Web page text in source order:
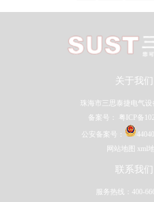
关于我们
珠海市三思泰捷电气设
备案号：
粤ICP备
公安备案号：
网站地图 xml
联系我们
服务热线：400-